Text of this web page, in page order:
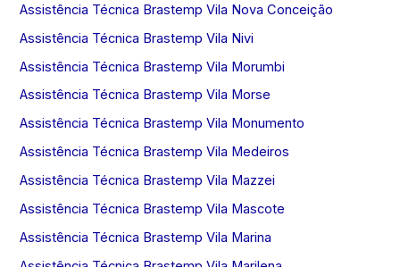
Assistência Técnica Brastemp Vila Nova Conceição
Assistência Técnica Brastemp Vila Nivi
Assistência Técnica Brastemp Vila Morumbi
Assistência Técnica Brastemp Vila Morse
Assistência Técnica Brastemp Vila Monumento
Assistência Técnica Brastemp Vila Medeiros
Assistência Técnica Brastemp Vila Mazzei
Assistência Técnica Brastemp Vila Mascote
Assistência Técnica Brastemp Vila Marina